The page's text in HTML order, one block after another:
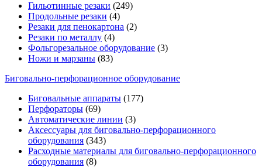
Гильотинные резаки (249)
Продольные резаки (4)
Резаки для пенокартона (2)
Резаки по металлу (4)
Фольгорезальное оборудование (3)
Ножи и марзаны (83)
Биговально-перфорационное оборудование
Биговальные аппараты (177)
Перфораторы (69)
Автоматические линии (3)
Аксессуары для биговально-перфорационного
оборудования (343)
Расходные материалы для биговально-перфорационного
оборудования (8)